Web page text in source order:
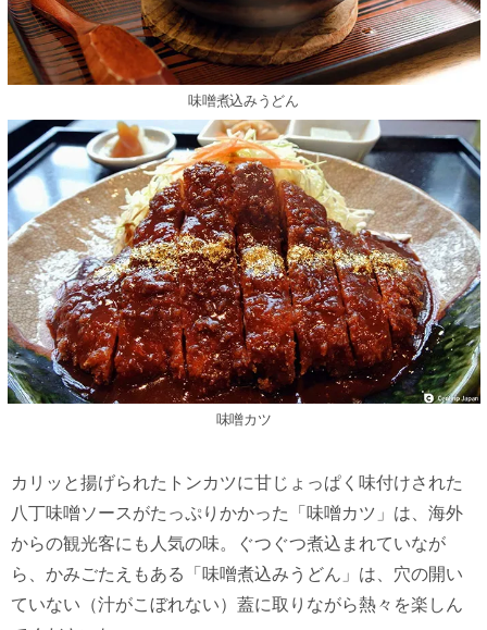
味噌煮込みうどん
味噌カツ
カリッと揚げられたトンカツに甘じょっぱく味付けされた
八丁味噌ソースがたっぷりかかった「味噌カツ」は、海外
からの観光客にも人気の味。ぐつぐつ煮込まれていなが
ら、かみごたえもある「味噌煮込みうどん」は、穴の開い
ていない（汁がこぼれない）蓋に取りながら熱々を楽しん